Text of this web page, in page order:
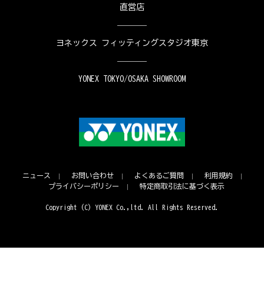
直営店
ヨネックス フィッティングスタジオ東京
YONEX TOKYO/OSAKA SHOWROOM
ニュース お問い合わせ よくあるご質問
利用規約
プライバシーポリシー
特定商取引法に基づく表示
Copyright (C) YONEX Co.,ltd. All Rights Reserved.